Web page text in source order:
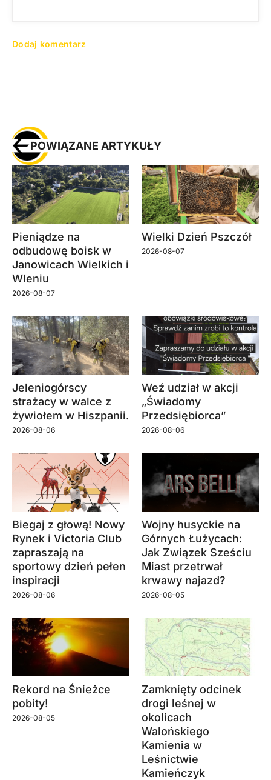
POWIĄZANE ARTYKUŁY
Pieniądze na
odbudowę boisk w
Janowicach Wielkich i
Wleniu
2026-08-07
Wielki Dzień Pszczół
2026-08-07
Jeleniogórscy
strażacy w walce z
żywiołem w Hiszpanii.
2026-08-06
Weź udział w akcji
„Świadomy
Przedsiębiorca”
2026-08-06
Biegaj z głową! Nowy
Rynek i Victoria Club
zapraszają na
sportowy dzień pełen
inspiracji
2026-08-06
Wojny husyckie na
Górnych Łużycach:
Jak Związek Sześciu
Miast przetrwał
krwawy najazd?
2026-08-05
Rekord na Śnieżce
pobity!
2026-08-05
Zamknięty odcinek
drogi leśnej w
okolicach
Walońskiego
Kamienia w
Leśnictwie
Kamieńczyk